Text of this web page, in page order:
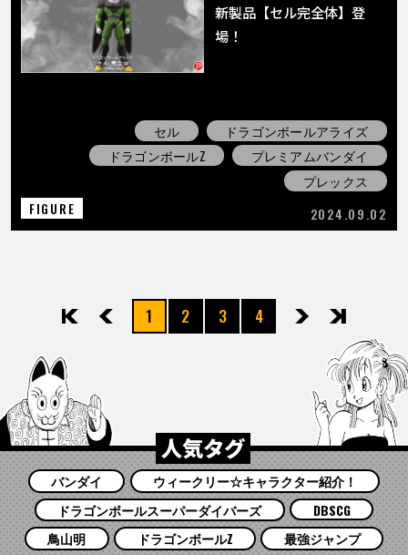
新製品【セル完全体】登
場！
セル
ドラゴンボールアライズ
ドラゴンボールZ
プレミアムバンダイ
プレックス
FIGURE
2024.09.02
先頭 前へ1 2 3 4 次へ最後
人気タグ
バンダイ
ウィークリー☆キャラクター紹介！
ドラゴンボールスーパーダイバーズ
DBSCG
鳥山明
ドラゴンボールZ 最強ジャンプ